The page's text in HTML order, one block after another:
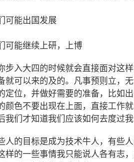
可能出国发展
可能继续上研，上博
步入大四的时候就会直接面对这
就可以来的及的。凡事预则立，
定位，并做好需要的准备，比如
颜色不要出现在上面，直接工作
我们才知道我们应该如何去度过
人的目标是成为技术牛人，有些
样的一些事情我只能说人各有志